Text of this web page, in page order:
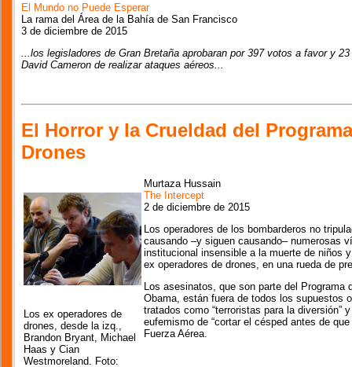
El Mundo no Puede Esperar
La rama del Área de la Bahía de San Francisco
3 de diciembre de 2015
...los legisladores de Gran Bretaña aprobaran por 397 votos a favor y
David Cameron de realizar ataques aéreos...
El Horror y la Crueldad del
Drones
Los ex operadores de
drones, desde la izq.,
Brandon Bryant, Michael
Haas y Cian
Westmoreland. Foto:
Murtaza Hussain
The Intercept
2 de diciembre de 2015
Los operadores de los bombarderos no
causando –y siguen causando– numerosas
institucional insensible a la muerte de niños
ex operadores de drones, en una rueda de
Los asesinatos, que son parte del
Obama, están fuera de todos los supuestos
tratados como “terroristas para la
eufemismo de “cortar el césped antes de
Fuerza Aérea.